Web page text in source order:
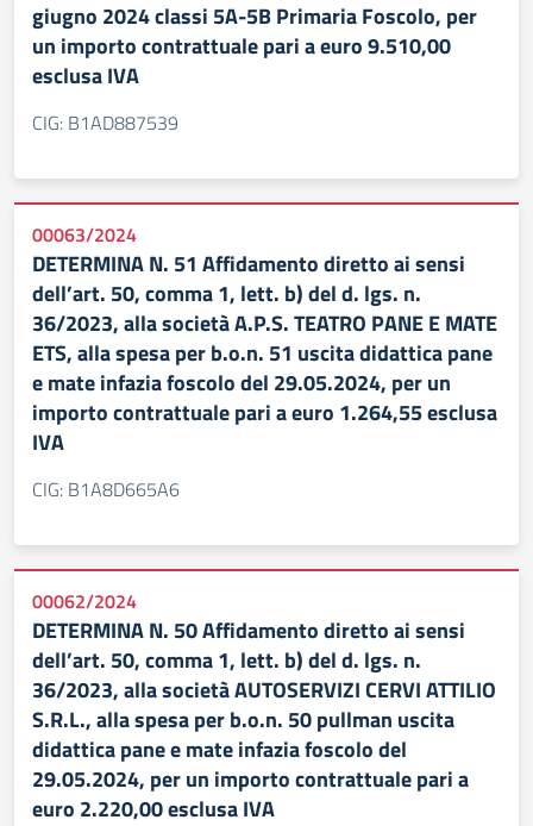
giugno 2024 classi 5A-5B Primaria Foscolo, per
un importo contrattuale pari a euro 9.510,00
esclusa IVA
CIG: B1AD887539
00063/2024
DETERMINA N. 51 Affidamento diretto ai sensi
dell’art. 50, comma 1, lett. b) del d. lgs. n.
36/2023, alla società A.P.S. TEATRO PANE E MATE
ETS, alla spesa per b.o.n. 51 uscita didattica pane
e mate infazia foscolo del 29.05.2024, per un
importo contrattuale pari a euro 1.264,55 esclusa
IVA
CIG: B1A8D665A6
00062/2024
DETERMINA N. 50 Affidamento diretto ai sensi
dell’art. 50, comma 1, lett. b) del d. lgs. n.
36/2023, alla società AUTOSERVIZI CERVI ATTILIO
S.R.L., alla spesa per b.o.n. 50 pullman uscita
didattica pane e mate infazia foscolo del
29.05.2024, per un importo contrattuale pari a
euro 2.220,00 esclusa IVA